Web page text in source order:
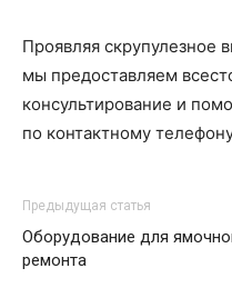
Проявляя скрупулезное
мы предоставляем
консультирование и
по контактному
Предыдущая статья
Оборудование для
ремонта